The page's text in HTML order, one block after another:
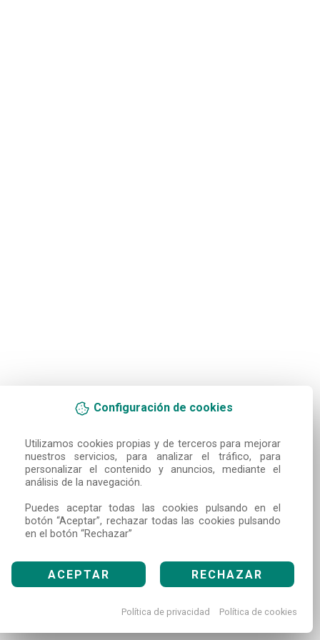
Configuración de cookies
Utilizamos cookies propias y de terceros para mejorar
nuestros servicios, para analizar el tráfico, para
personalizar el contenido y anuncios, mediante el
análisis de la navegación.
Puedes aceptar todas las cookies pulsando en el
botón “Aceptar”, rechazar todas las cookies pulsando
en el botón “Rechazar”
ACEPTAR RECHAZAR
Política de privacidad Política de cookies